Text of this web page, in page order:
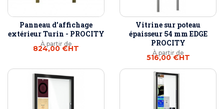
Panneau d'affichage
extérieur Turin - PROCITY
À partir de
824,00 €HT
Vitrine sur poteau
épaisseur 54 mm EDGE
PROCITY
À partir de
516,00 €HT